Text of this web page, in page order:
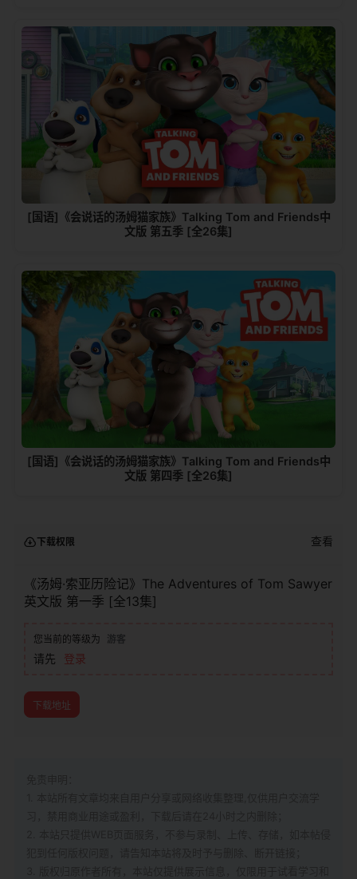
[国语]《会说话的汤姆猫家族》Talking Tom and Friends中
文版 第五季 [全26集]
[国语]《会说话的汤姆猫家族》Talking Tom and Friends中
文版 第四季 [全26集]
下载权限 查看
《汤姆·索亚历险记》The Adventures of Tom Sawyer
英文版 第一季 [全13集]
您当前的等级为 游客
请先 登录
下载地址